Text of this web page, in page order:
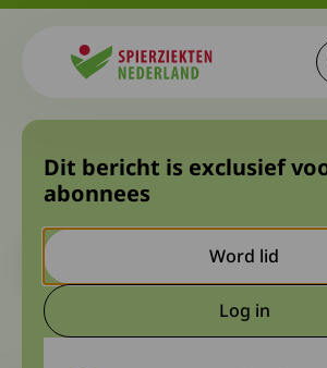
Het verleden, het
de toekomst van GBS
Let op. Dit is een ouder bericht. Het kan zijn dat
meer actueel is.
14 oktober 2024
Dit bericht is exclusief
abonnees
Word lid
Log inDeze link